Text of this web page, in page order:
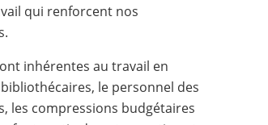
qui renforcent nos
inhérentes au travail en
le personnel des
les compressions budgétaires